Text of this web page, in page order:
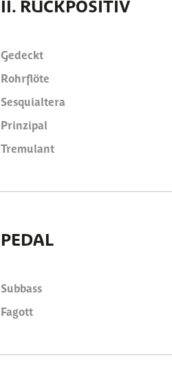
II. RÜCKPOSITIV
Gedeckt
Rohrflöte
Sesquialtera
Prinzipal
Tremulant
PEDAL
Subbass
Fagott